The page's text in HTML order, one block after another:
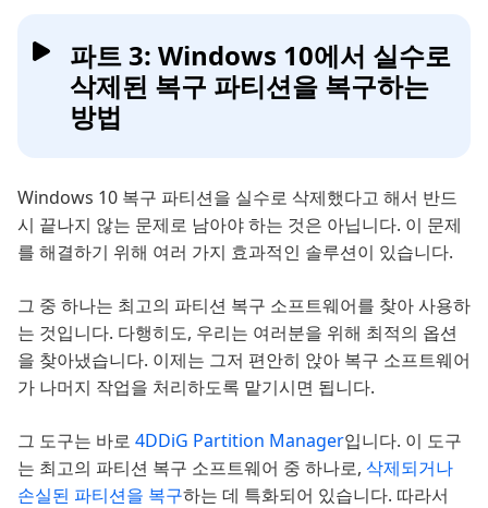
파트 3: Windows 10에서 실수로
삭제된 복구 파티션을 복구하는
방법
Windows 10 복구 파티션을 실수로 삭제했다고 해서 반드
시 끝나지 않는 문제로 남아야 하는 것은 아닙니다. 이 문제
를 해결하기 위해 여러 가지 효과적인 솔루션이 있습니다.
그 중 하나는 최고의 파티션 복구 소프트웨어를 찾아 사용하
는 것입니다. 다행히도, 우리는 여러분을 위해 최적의 옵션
을 찾아냈습니다. 이제는 그저 편안히 앉아 복구 소프트웨어
가 나머지 작업을 처리하도록 맡기시면 됩니다.
그 도구는 바로 4DDiG Partition Manager입니다. 이 도구
는 최고의 파티션 복구 소프트웨어 중 하나로, 삭제되거나
손실된 파티션을 복구하는 데 특화되어 있습니다. 따라서